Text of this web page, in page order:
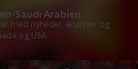
Saudi Arabien
med nyheder, analyser og
og USA.